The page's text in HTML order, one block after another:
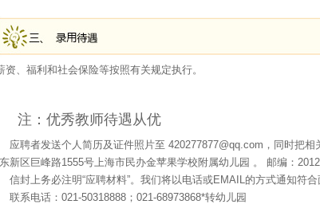
、福利和社会保险等按照有关规定执行。
注：优秀教师待遇从优
应聘者发送个人简历及证件照片至 420277877@qq.com，同时把
新区巨峰路1555号上海市民办金苹果学校附属幼儿园 。 邮编：
信封上务必注明“应聘材料”。我们将以电话或EMAIL的方式通知符合
联系电话：021-50318888；021-68973868*转幼儿园